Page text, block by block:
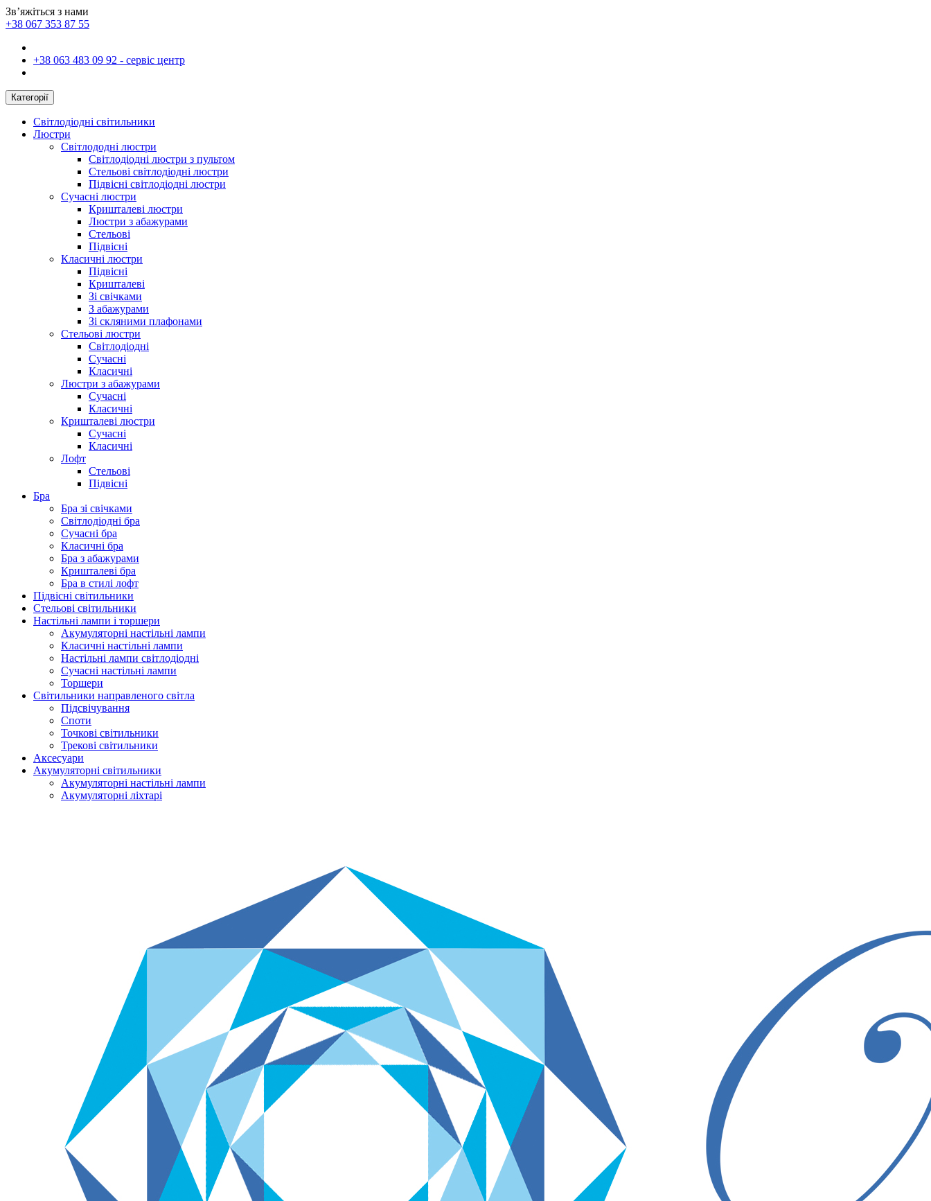
Зв’яжіться з нами
+38 067 353 87 55
+38 063 483 09 92 - сервіс центр
Категорії
Світлодіодні світильники
Люстри
Світлододні люстри
Світлодіодні люстри з пультом
Стельові світлодіодні люстри
Підвісні світлодіодні люстри
Сучасні люстри
Кришталеві люстри
Люстри з абажурами
Стельові
Підвісні
Класичні люстри
Підвісні
Кришталеві
Зі свічками
З абажурами
Зі скляними плафонами
Стельові люстри
Світлодіодні
Сучасні
Класичні
Люстри з абажурами
Сучасні
Класичні
Кришталеві люстри
Сучасні
Класичні
Лофт
Стельові
Підвісні
Бра
Бра зі свічками
Світлодіодні бра
Сучасні бра
Класичні бра
Бра з абажурами
Кришталеві бра
Бра в стилі лофт
Підвісні світильники
Стельові світильники
Настільні лампи і торшери
Акумуляторні настільні лампи
Класичні настільні лампи
Настільні лампи світлодіодні
Сучасні настільні лампи
Торшери
Світильники направленого світла
Підсвічування
Споти
Точкові світильники
Трекові світильники
Аксесуари
Акумуляторні світильники
Акумуляторні настільні лампи
Акумуляторні ліхтарі